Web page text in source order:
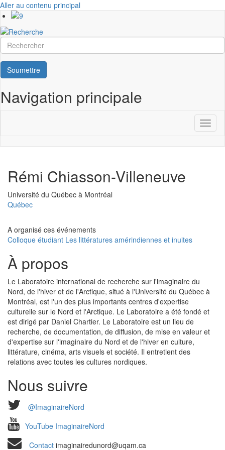
Aller au contenu principal
Rechercher
Soumettre
Navigation principale
Rémi Chiasson-Villeneuve
Université
Université du Québec à Montréal
Québec
A organisé ces événements
Colloque étudiant Les littératures amérindiennes et inuites
À propos
Le Laboratoire international de recherche sur l'imaginaire du
Nord, de l'hiver et de l'Arctique, situé à l'Université du Québec à
Montréal, est l'un des plus importants centres d'expertise
culturelle sur le Nord et l'Arctique. Le Laboratoire a été fondé et
est dirigé par Daniel Chartier. Le Laboratoire est un lieu de
recherche, de documentation, de diffusion, de mise en valeur et
d'expertise sur l'imaginaire du Nord et de l'hiver en culture,
littérature, cinéma, arts visuels et société. Il entretient des
relations avec toutes les cultures nordiques.
Nous suivre
@ImaginaireNord
YouTube ImaginaireNord
Contact imaginairedunord@uqam.ca